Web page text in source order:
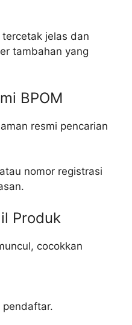
jelas dan
tambahan yang
BPOM
resmi pencarian
nomor registrasi
Produk
cocokkan
pendaftar.